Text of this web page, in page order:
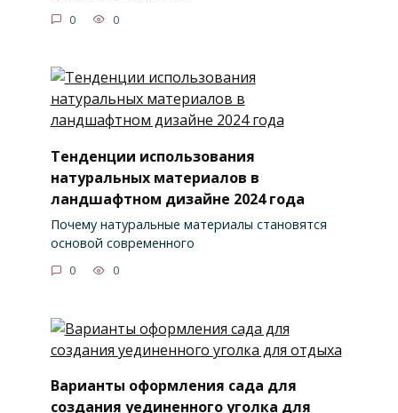
0 0
Тенденции использования
натуральных материалов в
ландшафтном дизайне 2024 года
Почему натуральные материалы становятся
основой современного
0 0
Варианты оформления сада для
создания уединенного уголка для